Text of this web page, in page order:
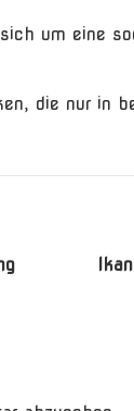
um eine
die nur in